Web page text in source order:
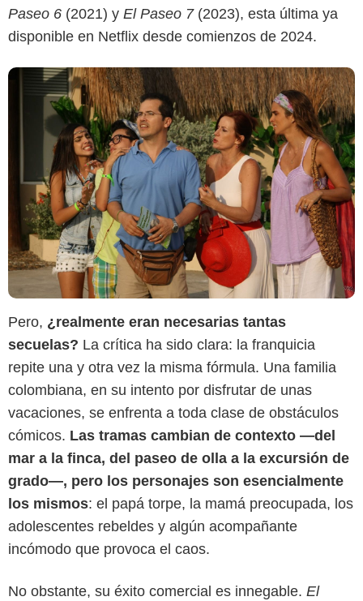
Paseo 6 (2021) y El Paseo 7(2023), esta última ya
disponible en Netflix desde comienzos de 2024.
Pero, ¿realmente eran necesarias tantas
secuelas? La crítica ha sido clara: la franquicia
repite una y otra vez la misma fórmula. Una familia
colombiana, en su intento por disfrutar de unas
vacaciones, se enfrenta a toda clase de obstáculos
cómicos. Las tramas cambian de contexto —del
mar a la finca, del paseo de olla a la excursión de
grado—, pero los personajes son esencialmente
los mismos: el papá torpe, la mamá preocupada, los
adolescentes rebeldes y algún acompañante
incómodo que provoca el caos.
No obstante, su éxito comercial es innegable. El
Netflix